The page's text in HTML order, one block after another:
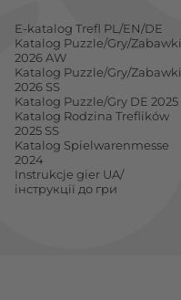
E-katalog Trefl PL/EN/DE
Katalog Puzzle/Gry/Zabawki
2026 AW
Katalog Puzzle/Gry/Zabawki
2026 SS
Katalog Puzzle/Gry DE 2025
Katalog Rodzina Treflików
2025 SS
Katalog Spielwarenmesse
2024
Instrukcje gier UA/
інструкції до гри